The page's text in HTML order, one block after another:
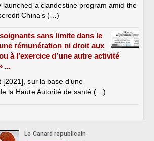
launched a clandestine program amid the
China’s (…)
sans limite dans le
rémunération ni droit aux
à l’exercice d’une autre activité
...
sur la base d’une
la Haute Autorité de santé (…)